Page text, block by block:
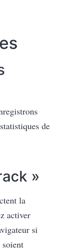
de
»
la
activer
si
soient